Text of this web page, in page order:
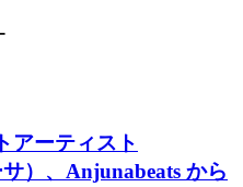
アーティスト
）、Anjunabeats から